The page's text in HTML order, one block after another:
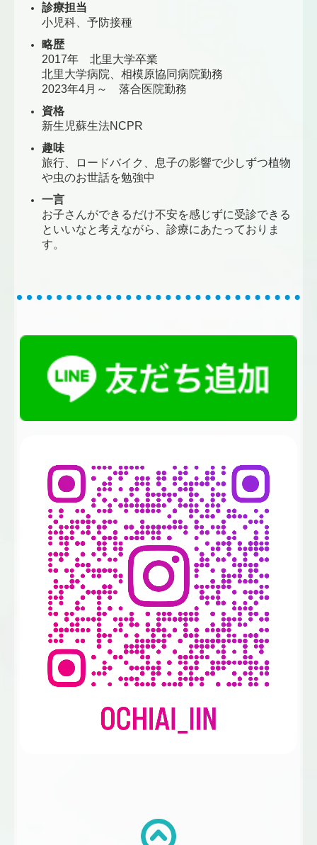
診療担当
小児科、予防接種
略歴
2017年 北里大学卒業
北里大学病院、相模原協同病院勤務
2023年4月～ 落合医院勤務
資格
新生児蘇生法NCPR
趣味
旅行、ロードバイク、息子の影響で少しずつ植物
や虫のお世話を勉強中
一言
お子さんができるだけ不安を感じずに受診できる
といいなと考えながら、診療にあたっておりま
す。